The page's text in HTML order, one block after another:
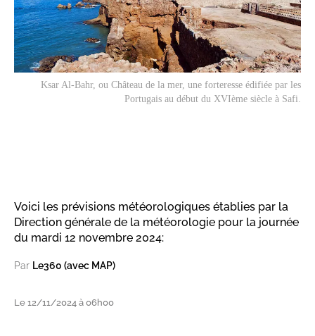
Ksar Al-Bahr, ou Château de la mer, une forteresse édifiée par les
Portugais au début du XVIème siècle à Safi.
Voici les prévisions météorologiques établies par la
Direction générale de la météorologie pour la journée
du mardi 12 novembre 2024:
Par Le360 (avec MAP)
Le 12/11/2024 à 06h00